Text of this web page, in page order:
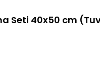
Seti 40x50 cm